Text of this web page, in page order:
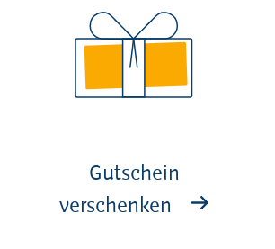
Gutschein
verschenken